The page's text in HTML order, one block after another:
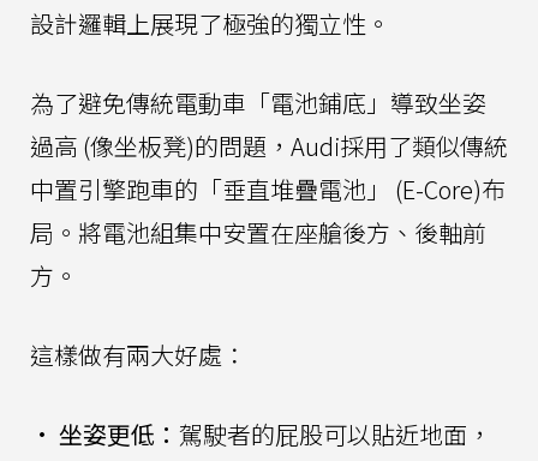
設計邏輯上展現了極強的獨立性。
為了避免傳統電動車「電池鋪底」導致坐姿
過高 (像坐板凳)的問題，Audi採用了類似傳統
中置引擎跑車的「垂直堆疊電池」 (E-Core)布
局。將電池組集中安置在座艙後方、後軸前
方。
這樣做有兩大好處：
• 坐姿更低： 駕駛者的屁股可以貼近地面，